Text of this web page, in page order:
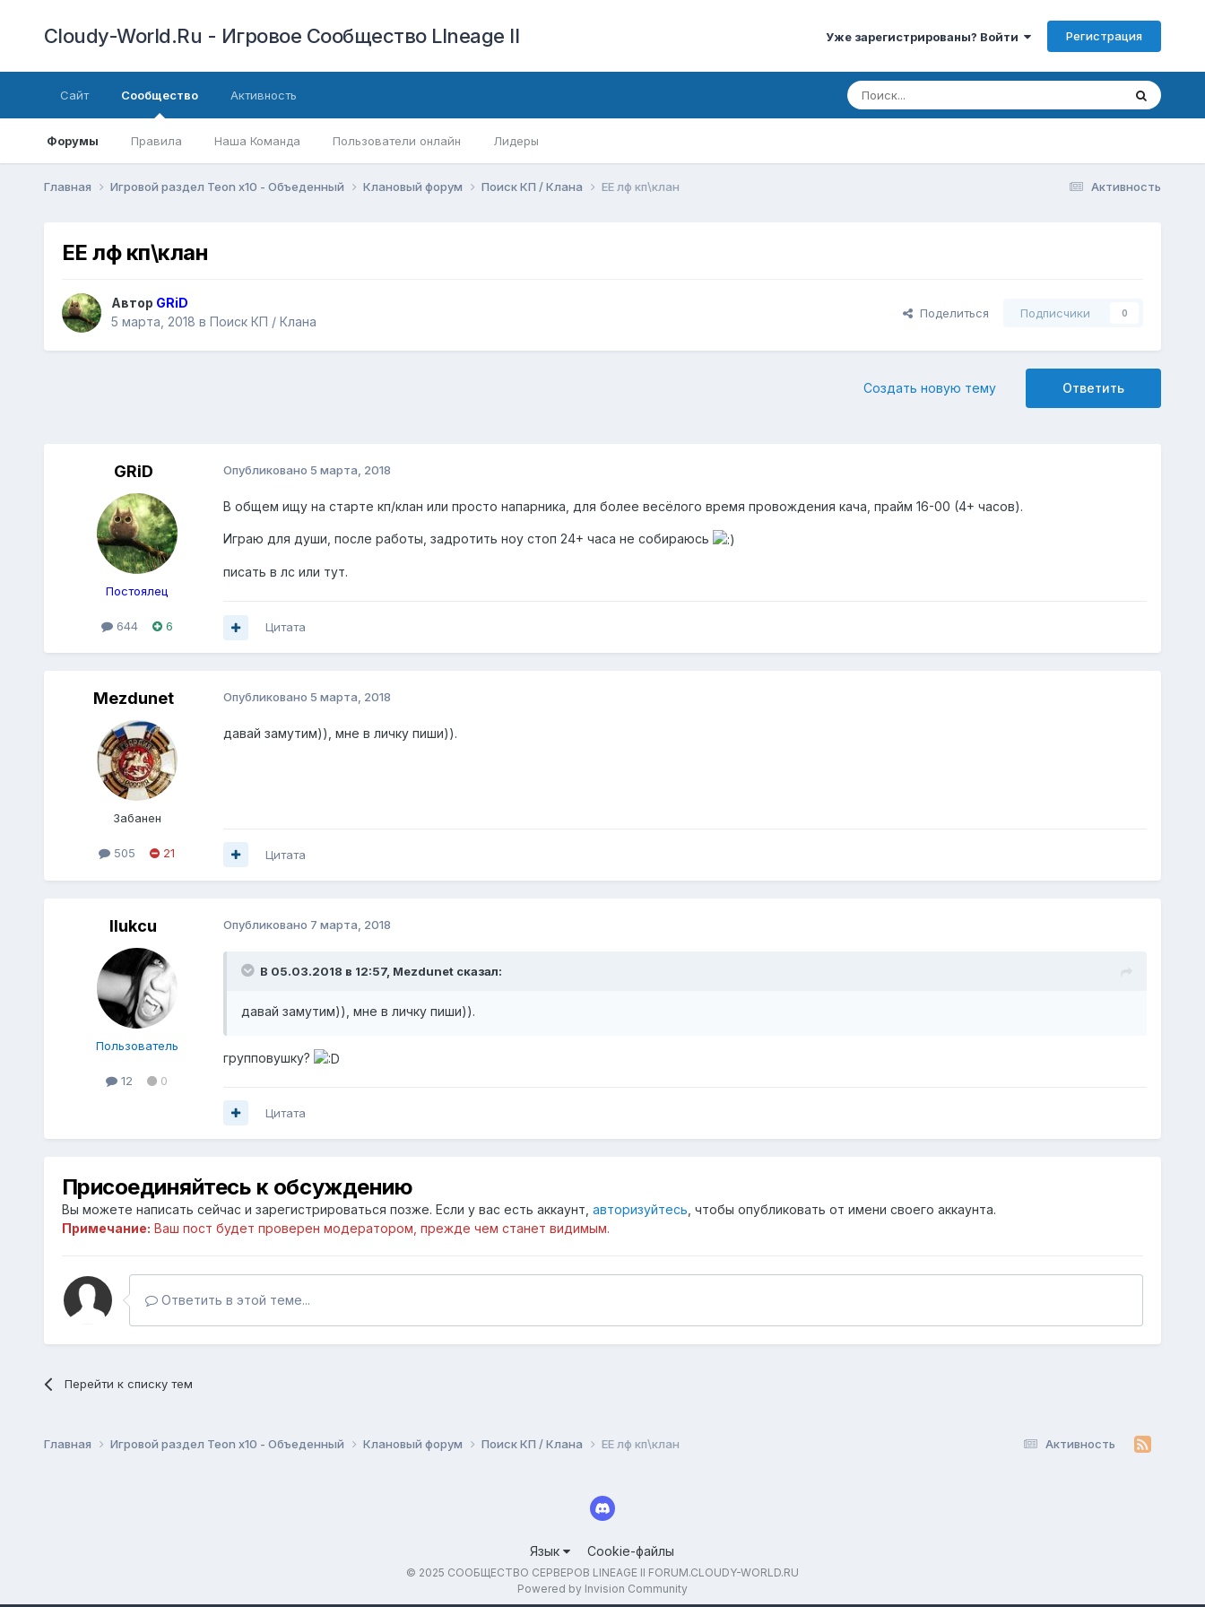
Cloudy-World.Ru - Игровое Сообщество LIneage II Уже зарегистрированы? Войти Регистрация
Сайт Сообщество
Форумы Правила Наша Команда Пользователи онлайн Лидеры
Активность
Активность
Главная Игровой раздел Teon x10 - Объеденный Клановый форум Поиск КП / Клана EЕ лф кп\клан
EЕ лф кп\клан
Автор GRiD
5 марта, 2018 в Поиск КП / Клана
Поделиться Подписчики 0
Ответить
Создать новую тему
GRiD
Постоялец
644 6
Опубликовано 5 марта, 2018
В общем ищу на старте кп/клан или просто напарника, для более весёлого время провождения кача, прайм 16-00 (4+ часов).
Играю для души, после работы, задротить ноу стоп 24+ часа не собираюсь
писать в лс или тут.
Цитата
Mezdunet
Забанен
505 21
Опубликовано 5 марта, 2018
давай замутим)), мне в личку пиши)).
Цитата
IIukcu
Пользователь
12 0
Опубликовано 7 марта, 2018
В 05.03.2018 в 12:57, Mezdunetсказал:
давай замутим)), мне в личку пиши)).
групповушку?
Цитата
Присоединяйтесь к обсуждению
Вы можете написать сейчас и зарегистрироваться позже. Если у вас есть аккаунт, авторизуйтесь , чтобы опубликовать от имени своего аккаунта.
Примечание: Ваш пост будет проверен модератором, прежде чем станет видимым.
Ответить в этой теме...
Перейти к списку тем
Активность
Главная Игровой раздел Teon x10 - Объеденный Клановый форум Поиск КП / Клана EЕ лф кп\клан
Язык Cookie-файлы
© 2025 СООБЩЕСТВО СЕРВЕРОВ LINEAGE II FORUM.CLOUDY-WORLD.RU
Powered by Invision Community